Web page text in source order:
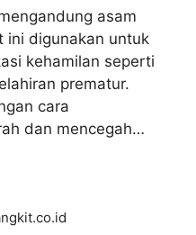
asam
ini digunakan untuk
kehamilan seperti
prematur.
cara
dan mencegah…